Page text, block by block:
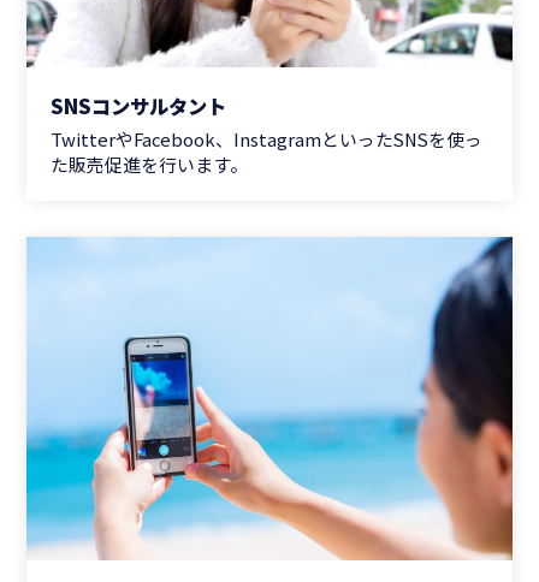
SNSコンサルタント
TwitterやFacebook、InstagramといったSNSを使っ
た販売促進を行います。